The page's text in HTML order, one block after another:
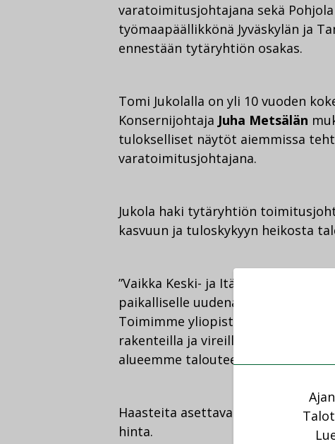
varatoimitusjohtajana sekä Pohjola
työmaapäällikkönä Jyväskylän ja
ennestään tytäryhtiön osakas.
Tomi Jukolalla on yli 10 vuoden
Konsernijohtaja Juha Metsälän
tulokselliset näytöt aiemmissa
varatoimitusjohtajana.
Jukola haki tytäryhtiön
kasvuun ja tuloskykyyn heikosta
”Vaikka Keski- ja Itä-Suomen
paikalliselle uudenaikaiselle
Toimimme yliopistokaupungeissa
rakenteilla ja vireillä lukuisia isoja
alueemme talouteen”, hän toteaa.
Haasteita asettavat hyvien
hinta.